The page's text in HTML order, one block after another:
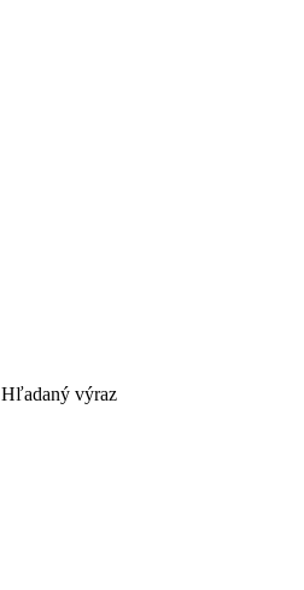
Hľadaný výraz